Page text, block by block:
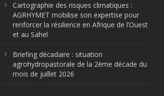
Cartographie des risques climatiques :
AGRHYMET mobilise son expertise pour
renforcer la résilience en Afrique de l’Ouest
et au Sahel
Briefing décadaire : situation
agrohydropastorale de la 2ème décade du
mois de juillet 2026